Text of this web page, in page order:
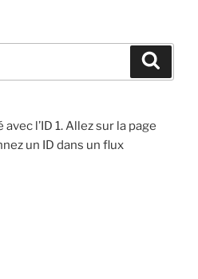
l’ID 1. Allez sur la page
un ID dans un flux